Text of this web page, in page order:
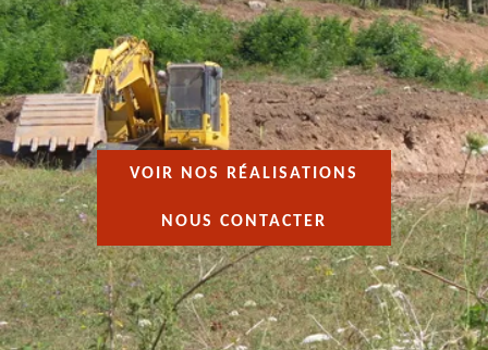
VOIR NOS RÉALISATIONS
NOUS CONTACTER